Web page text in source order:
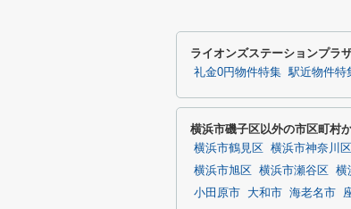
ライオンズステーションプラ
礼金0円物件特集 駅近物件特
横浜市磯子区以外の市区町村
横浜市鶴見区 横浜市神奈川区
横浜市旭区
横浜市瀬谷区 横
小田原市
大和市 海老名市